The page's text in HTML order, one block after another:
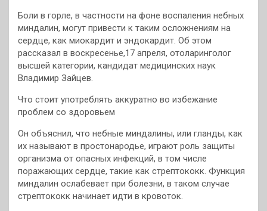
Боли в горле, в частности на фоне воспаления небных
миндалин, могут привести к таким осложнениям на
сердце, как миокардит и эндокардит. Об этом
рассказал в воскресенье,17 апреля, отоларинголог
высшей категории, кандидат медицинских наук
Владимир Зайцев.
Что стоит употреблять аккуратно во избежание
проблем со здоровьем
Он объяснил, что небные миндалины, или гланды, как
их называют в простонародье, играют роль защиты
организма от опасных инфекций, в том числе
поражающих сердце, такие как стрептококк. Функция
миндалин ослабевает при болезни, в таком случае
стрептококк начинает идти в кровоток.